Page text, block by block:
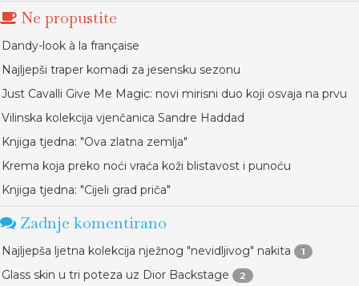
Ne propustite
Dandy-look à la française
Najljepši traper komadi za jesensku sezonu
Just Cavalli Give Me Magic: novi mirisni duo koji osvaja na prvu
Vilinska kolekcija vjenčanica Sandre Haddad
Knjiga tjedna: "Ova zlatna zemlja"
Krema koja preko noći vraća koži blistavost i punoću
Knjiga tjedna: "Cijeli grad priča"
Zadnje komentirano
Najljepša ljetna kolekcija nježnog "nevidljivog" nakita 1
Glass skin u tri poteza uz Dior Backstage 2